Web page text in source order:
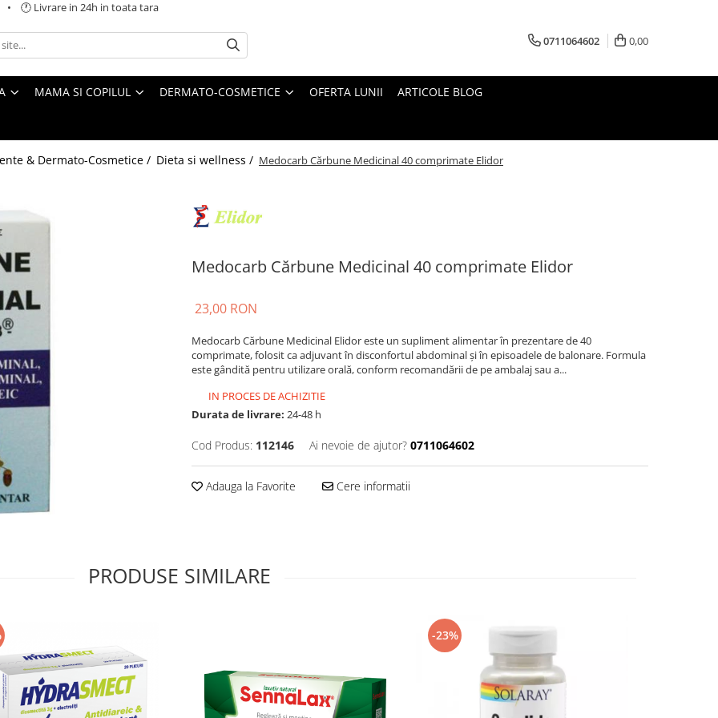
• 🕐 Livrare in 24h in toata tara
0711064602 0,00
MAMA SI COPILUL DERMATO-COSMETICE OFERTA LUNII ARTICOLE BLOG
& Dermato-Cosmetice / Dieta si wellness / Medocarb Cărbune Medicinal 40 comprimate Elidor
Medocarb Cărbune Medicinal 40 comprimate Elidor
23,00 RON
Medocarb Cărbune Medicinal Elidor este un supliment alimentar în prezentare de 40
comprimate, folosit ca adjuvant în disconfortul abdominal și în episoadele de balonare. Formula
este gândită pentru utilizare orală, conform recomandării de pe ambalaj sau a...
IN PROCES DE ACHIZITIE
Durata de livrare: 24-48 h
Cod Produs: 112146 Ai nevoie de ajutor? 0711064602
Adauga la Favorite Cere informatii
PRODUSE SIMILARE
-23%